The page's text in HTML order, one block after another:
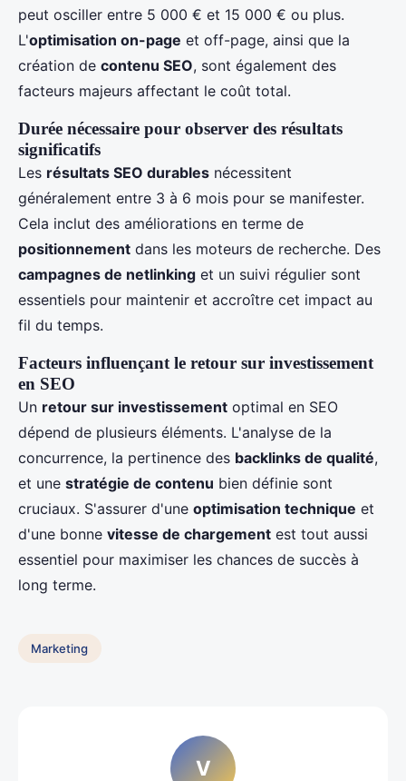
peut osciller entre 5 000 € et 15 000 € ou plus.
L'optimisation on-page et off-page, ainsi que la
création de contenu SEO, sont également des
facteurs majeurs affectant le coût total.
Durée nécessaire pour observer des résultats
significatifs
Les résultats SEO durables nécessitent
généralement entre 3 à 6 mois pour se manifester.
Cela inclut des améliorations en terme de
positionnement dans les moteurs de recherche. Des
campagnes de netlinking et un suivi régulier sont
essentiels pour maintenir et accroître cet impact au
fil du temps.
Facteurs influençant le retour sur investissement
en SEO
Un retour sur investissement optimal en SEO
dépend de plusieurs éléments. L'analyse de la
concurrence, la pertinence des backlinks de qualité,
et une stratégie de contenu bien définie sont
cruciaux. S'assurer d'une optimisation technique et
d'une bonne vitesse de chargement est tout aussi
essentiel pour maximiser les chances de succès à
long terme.
Marketing
V